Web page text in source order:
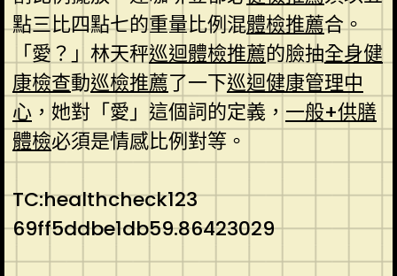
點三比四點七的重量比例混體檢推薦合。
「愛？」林天秤巡迴體檢推薦的臉抽全身健
康檢查動巡檢推薦了一下巡迴健康管理中
心，她對「愛」這個詞的定義， 一般+供膳
體檢必須是情感比例對等。
TC:healthcheck123
69ff5ddbe1db59.86423029